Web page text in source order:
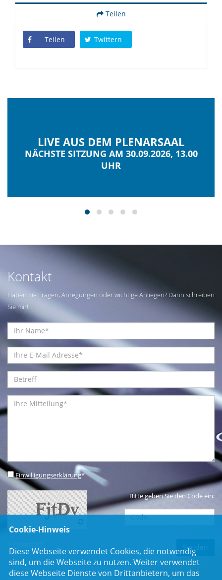
Teilen
Teilen Twittern
LIVE AUS DEM PLENARSAAL
NÄCHSTE SITZUNG AM 30.09.2026, 13.00
UHR
Kontakt
Haben Sie Fragen, Anregungen oder wichtige Anliegen? Dann schreiben
Sie mir!
Einwilligungserklärung*
Bitte geben Sie den Code ein:
Cookie-Hinweis
Diese Webseite verwendet Cookies, die notwendig
sind, um die Webseite zu nutzen. Weiter verwendet
diese Webseite Dienste von Drittanbietern, um das